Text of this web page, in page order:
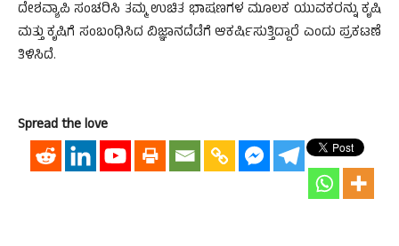
ದೇಶವ್ಯಾಪಿ ಸಂಚರಿಸಿ ತಮ್ಮ ಉಚಿತ ಭಾಷಣಗಳ ಮೂಲಕ ಯುವಕರನ್ನು ಕೃಷಿ
ಮತ್ತು ಕೃಷಿಗೆ ಸಂಬಂಧಿಸಿದ ವಿಜ್ಞಾನದೆಡೆಗೆ ಆಕರ್ಷಿಸುತ್ತಿದ್ದಾರೆ ಎಂದು ಪ್ರಕಟಣೆ
ತಿಳಿಸಿದೆ.
Spread the love